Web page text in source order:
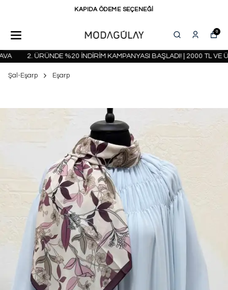
KAPIDA ÖDEME SEÇENEĞİ
0
2. ÜRÜNDE %20 İNDİRİM KAMPANYASI BAŞLADI! | 2000 TL VE
Şal-Eşarp Eşarp